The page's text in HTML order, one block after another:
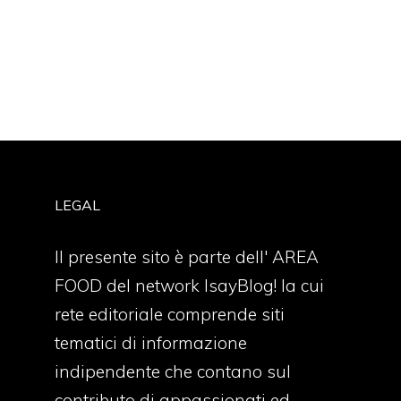
LEGAL
Il presente sito è parte dell' AREA
FOOD del network IsayBlog! la cui
rete editoriale comprende siti
tematici di informazione
indipendente che contano sul